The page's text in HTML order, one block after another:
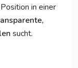
in einer
sucht.